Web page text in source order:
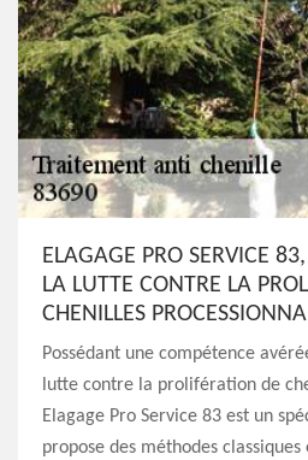
ELAGAGE PRO SERVICE
LA LUTTE CONTRE LA
CHENILLES
Possédant une compétence
lutte contre la prolifération de
Elagage Pro Service 83 est un
propose des méthodes